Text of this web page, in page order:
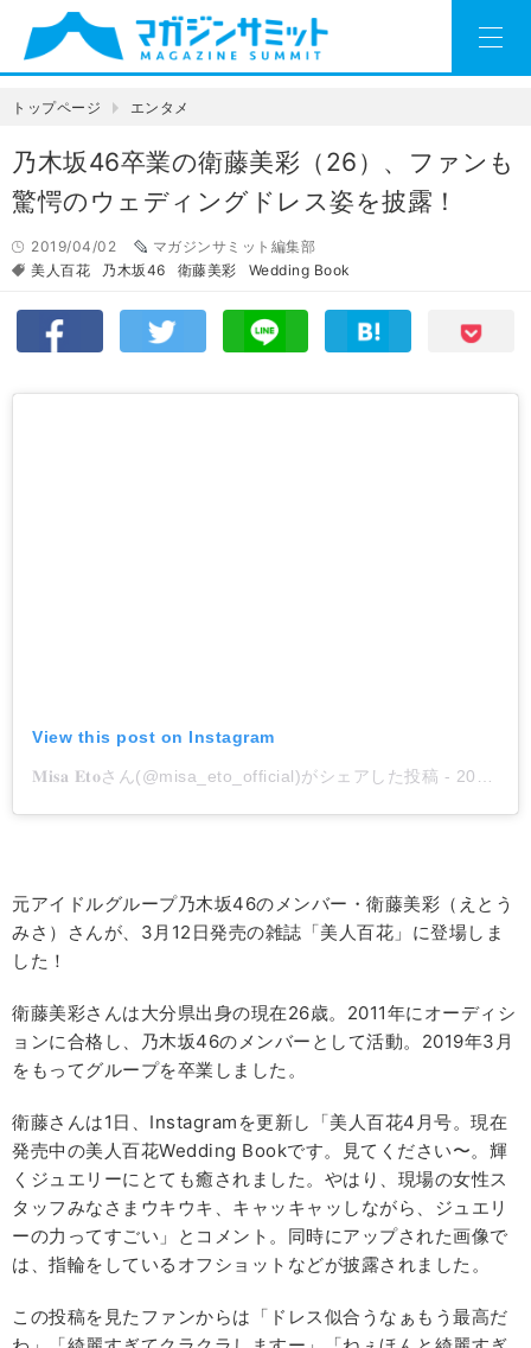
トップページ エンタメ
乃木坂46卒業の衛藤美彩（26）、ファンも
驚愕のウェディングドレス姿を披露！
2019/04/02
マガジンサミット編集部
美人百花
乃木坂46 衛藤美彩 Wedding Book
View this post on Instagram
𝐌𝐢𝐬𝐚 𝐄𝐭𝐨さん(@misa_eto_official)がシェアした投稿 - 2019年 4月月1日午前7時13分PDT
元アイドルグループ乃木坂46のメンバー・衛藤美彩（えとう
みさ）さんが、3月12日発売の雑誌「美人百花」に登場しま
した！
衛藤美彩さんは大分県出身の現在26歳。2011年にオーディシ
ョンに合格し、乃木坂46のメンバーとして活動。2019年3月
をもってグループを卒業しました。
衛藤さんは1日、Instagramを更新し「美人百花4月号。現在
発売中の美人百花Wedding Bookです。見てください〜。輝
くジュエリーにとても癒されました。やはり、現場の女性ス
タッフみなさまウキウキ、キャッキャッしながら、ジュエリ
ーの力ってすごい」とコメント。同時にアップされた画像で
は、指輪をしているオフショットなどが披露されました。
この投稿を見たファンからは「ドレス似合うなぁもう最高だ